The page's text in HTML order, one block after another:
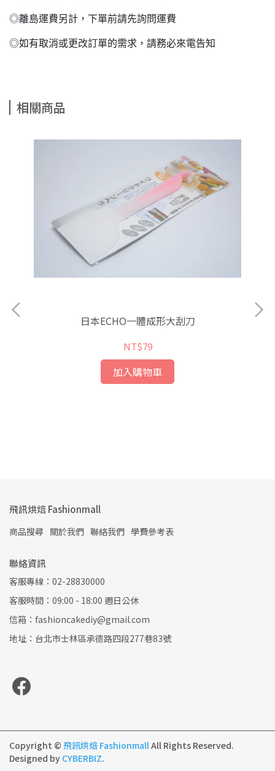
◎離島運費另計，下單前請先詢問運費
◎如有取消或更改訂單的需求，請務必來電告知
相關商品
日本ECHO一體成形大刮刀
NT$79
加入購物車
飛訊烘焙 Fashionmall
商品搜尋 關於我們 聯絡我們 學費參考表
聯絡資訊
客服專線：02-28830000
客服時間：09:00 - 18:00 週日公休
信箱：fashioncakediy@gmail.com
地址：台北市士林區承德路四段277巷83號
Copyright © 飛訊烘焙 FashionmallAll Rights Reserved.
Designed by CYBERBIZ.